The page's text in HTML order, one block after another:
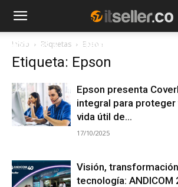
NOTICIAS TENDENCIAS
Inicio Etiquetas Epson
Etiqueta: Epson
Epson presenta
integral para proteger
vida útil de...
17/10/2025
Visión,
tecnología: